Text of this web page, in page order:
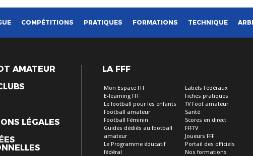
COMPÉTITIONS PRATIQUES FORMATIONS TECHNIQUE
AMATEUR
LÉGALES
LA FFF
Mon Espace FFF
E-learning FFF
Le football pour les enfants
Football amateur
Football Féminin
Guides dédiés au football
amateur
Le Programme éducatif
fédéral
Labels Fédéraux
Fiches pratiques
TV Foot amateur
Santé
Scores en direct
FFFTV
Joueurs FFF
Portail des officiels
Nos formations